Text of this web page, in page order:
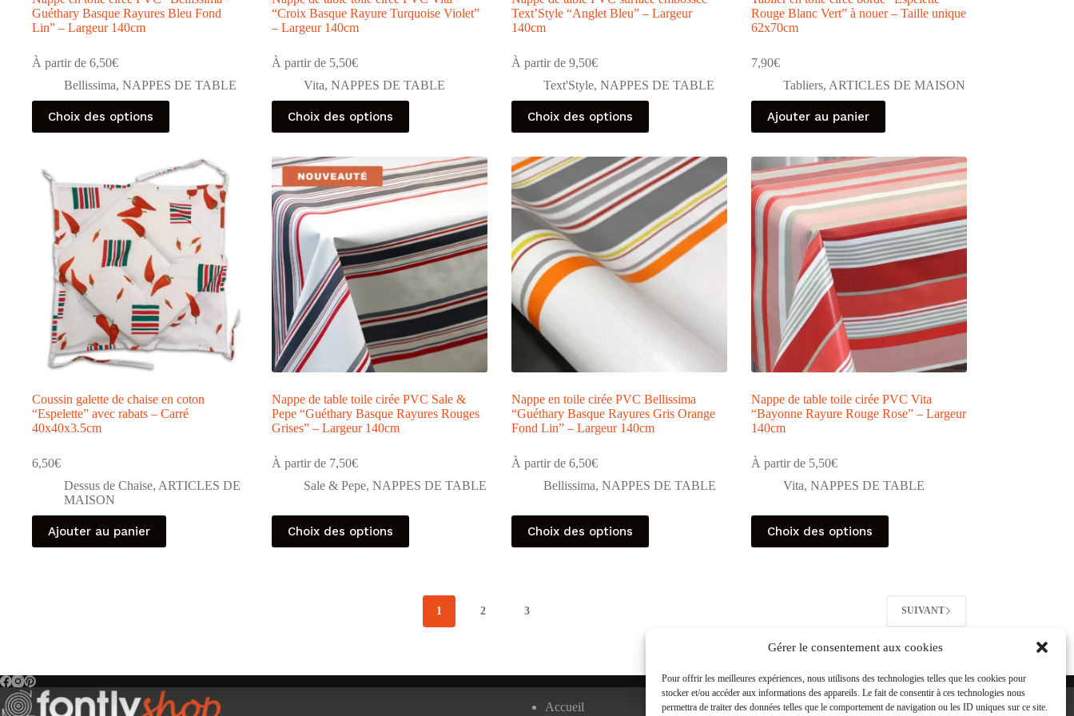
Gérer le consentement aux cookies
Pour offrir les meilleures expériences, nous utilisons des technologies telles que les cookies pour
stocker et/ou accéder aux informations des appareils. Le fait de consentir à ces technologies nous
permettra de traiter des données telles que le comportement de navigation ou les ID uniques sur ce site.
Guéthary Basque Rayures Bleu Fond
Lin” – Largeur 140cm
À partir de 6,50€
Bellissima, NAPPES DE TABLE
Choix des options
Ce
produit
a
Les
options
peuvent
choisies
produit
“Croix Basque Rayure Turquoise Violet”
– Largeur 140cm
À partir de 5,50€
Vita, NAPPES DE TABLE
Choix des options
Ce
produit
a
variations.
options
peuvent
être
choisies
sur
la
page
du
produit
Text’Style “Anglet Bleu” – Largeur
140cm
À partir de 9,50€
Text'Style, NAPPES DE TABLE
Choix des options
Ce
produit
a
variations.
Les
options
peuvent
choisies
sur
la
page
du
produit
Rouge Blanc Vert” à nouer – Taille unique
62x70cm
7,90€
Tabliers, ARTICLES DE MAISON
Ajouter au panier
Coussin galette de chaise en coton
“Espelette” avec rabats – Carré
40x40x3.5cm
6,50€
Dessus de Chaise, ARTICLES DE
MAISON
Ajouter au panier
Nappe de table toile cirée PVC Sale &
Pepe “Guéthary Basque Rayures Rouges
Grises” – Largeur 140cm
À partir de 7,50€
Sale & Pepe, NAPPES DE TABLE
Choix des options
Ce
produit
a
la
Nappe en toile cirée PVC Bellissima
“Guéthary Basque Rayures Gris Orange
Fond Lin” – Largeur 140cm
À partir de 6,50€
Bellissima, NAPPES DE TABLE
Choix des options
Ce
produit
a
options
la
Nappe de table toile cirée PVC Vita
“Bayonne Rayure Rouge Rose” – Largeur
140cm
À partir de 5,50€
Vita, NAPPES DE TABLE
Choix des options
Ce
produit
a
choisies
la
page
du
1 2 3 SUIVANT
Accueil